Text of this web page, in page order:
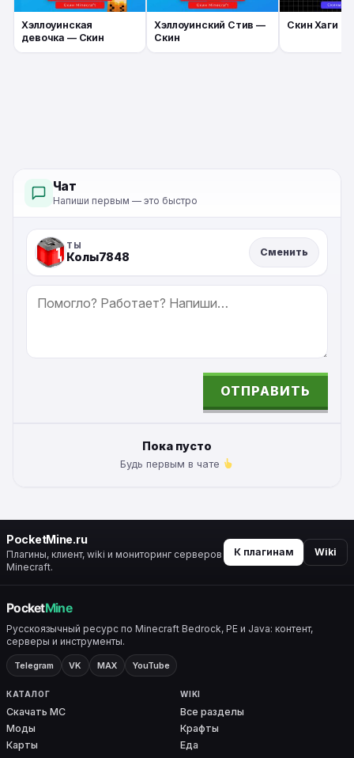
Хэллоуинская
девочка — Скин
Хэллоуинский Стив —
Скин
Скин Хаги
Чат
Напиши первым — это быстро
ТЫ
Колы7848 Сменить
СООБЩЕНИЕ
ОТПРАВИТЬ
Пока пусто
Будь первым в чате
PocketMine.ru
Плагины, клиент, wiki и мониторинг серверов
Minecraft.
К плагинам Wiki
Русскоязычный ресурс по Minecraft Bedrock, PE и Java: контент,
серверы и инструменты.
Telegram VK MAX YouTube
КАТАЛОГ
Скачать MC
Моды
Карты
WIKI
Все разделы
Крафты
Еда